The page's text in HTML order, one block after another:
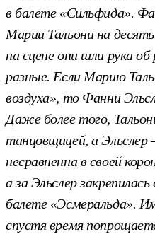
в балете «Сильфида».
Марии Тальони на
на сцене они шли рука
разные. Если Марию
воздуха», то Фанни
Даже более того,
танцовщицей, а Эльслер
несравненна в своей
а за Эльслер
балете «Эсмеральда».
спустя время